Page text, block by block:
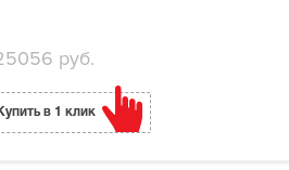
руб.
в 1 клик